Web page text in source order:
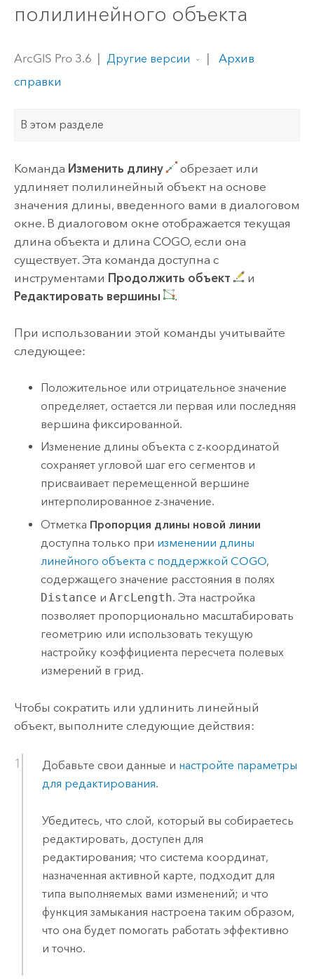
полилинейного объекта
ArcGIS Pro 3.6 Другие версии
Архив
справки
В этом разделе
Команда Изменить длину
обрезает или
удлиняет полилинейный объект на основе
значения длины, введенного вами в диалоговом
окне. В диалоговом окне отображается текущая
длина объекта и длина COGO, если она
существует. Эта команда доступна с
инструментами Продолжить объект
и
Редактировать вершины
.
При использовании этой команды учитывайте
следующее:
Положительное или отрицательное значение
определяет, остается ли первая или последняя
вершина фиксированной.
Изменение длины объекта с z-координатой
сохраняет угловой шаг его сегментов и
присваивает перемещенной вершине
интерполированное z-значение.
Отметка Пропорция длины новой линии
доступна только при изменении длины
линейного объекта с поддержкой COGO,
содержащего значение расстояния в полях
Distance иArcLength. Эта настройка
позволяет пропорционально масштабировать
геометрию или использовать текущую
настройку коэффициента пересчета полевых
измерений в грид.
Чтобы сократить или удлинить линейный
объект, выполните следующие действия:
Добавьте свои данные и настройте параметры
для редактирования.
Убедитесь, что слой, который вы собираетесь
редактировать, доступен для
редактирования; что система координат,
назначенная активной карте, подходит для
типа выполняемых вами изменений; и что
функция замыкания настроена таким образом,
что она будет помогать работать эффективно
и точно.